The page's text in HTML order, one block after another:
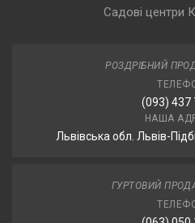
Садові центри
РОЗДРІБНИЙ
(093) 437
НАША
Львівська обл. Львів-
ГУРТОВИЙ